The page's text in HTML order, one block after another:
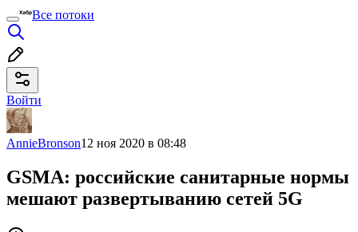
Все потоки
Войти
AnnieBronson12 ноя 2020 в 08:48
GSMA: российские санитарные нормы
мешают развертыванию сетей 5G